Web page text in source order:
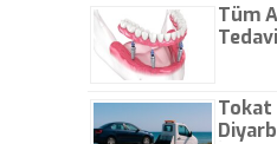
Tüm
Tokat